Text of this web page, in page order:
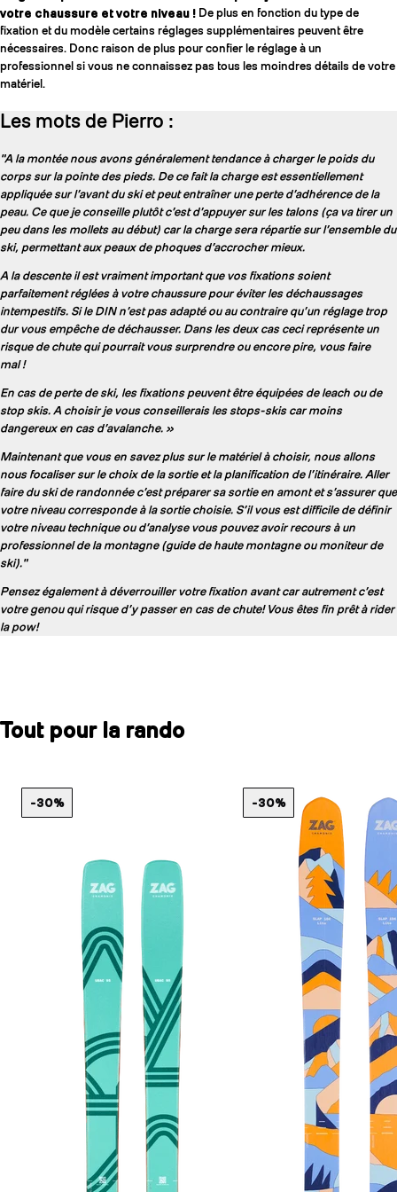
votre chaussure et votre niveau ! De plus en fonction du type de
fixation et du modèle certains réglages supplémentaires peuvent être
nécessaires. Donc raison de plus pour confier le réglage à un
professionnel si vous ne connaissez pas tous les moindres détails de votre
matériel.
Les mots de Pierro :
"A la montée nous avons généralement tendance à charger le poids du
corps sur la pointe des pieds. De ce fait la charge est essentiellement
appliquée sur l’avant du ski et peut entraîner une perte d’adhérence de la
peau. Ce que je conseille plutôt c’est d’appuyer sur les talons (ça va tirer un
peu dans les mollets au début) car la charge sera répartie sur l’ensemble du
ski, permettant aux peaux de phoques d’accrocher mieux.
A la descente il est vraiment important que vos fixations soient
parfaitement réglées à votre chaussure pour éviter les déchaussages
intempestifs. Si le DIN n’est pas adapté ou au contraire qu’un réglage trop
dur vous empêche de déchausser. Dans les deux cas ceci représente un
risque de chute qui pourrait vous surprendre ou encore pire, vous faire
mal !
En cas de perte de ski, les fixations peuvent être équipées de leach ou de
stop skis. A choisir je vous conseillerais les stops-skis car moins
dangereux en cas d’avalanche. »
Maintenant que vous en savez plus sur le matériel à choisir, nous allons
nous focaliser sur le choix de la sortie et la planification de l’itinéraire. Aller
faire du ski de randonnée c’est préparer sa sortie en amont et s’assurer que
votre niveau corresponde à la sortie choisie. S’il vous est difficile de définir
votre niveau technique ou d’analyse vous pouvez avoir recours à un
professionnel de la montagne (guide de haute montagne ou moniteur de
ski)."
Pensez également à déverrouiller votre fixation avant car autrement c’est
votre genou qui risque d’y passer en cas de chute! Vous êtes fin prêt à rider
la pow!
Tout pour la rando
-30% -30%